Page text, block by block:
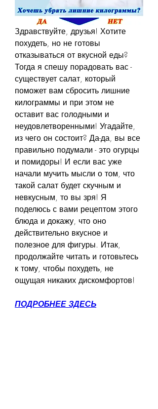
Здравствуйте, друзья! Хотите
похудеть, но не готовы
отказываться от вкусной еды?
Тогда я спешу порадовать вас -
существует салат, который
поможет вам сбросить лишние
килограммы и при этом не
оставит вас голодными и
неудовлетворенными! Угадайте,
из чего он состоит? Да-да, вы все
правильно подумали - это огурцы
и помидоры! И если вас уже
начали мучить мысли о том, что
такой салат будет скучным и
невкусным, то вы зря! Я
поделюсь с вами рецептом этого
блюда и докажу, что оно
действительно вкусное и
полезное для фигуры. Итак,
продолжайте читать и готовьтесь
к тому, чтобы похудеть, не
ощущая никаких дискомфортов!
ПОДРОБНЕЕ ЗДЕСЬ